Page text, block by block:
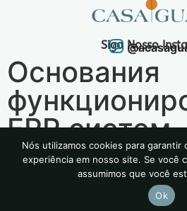
Siga Nosso
Основания
ERP систем
2024 | Todos os
Política de
Nós utilizamos cookies para garantir
experiência em nosso site. Se você
assumimos que você
Ok